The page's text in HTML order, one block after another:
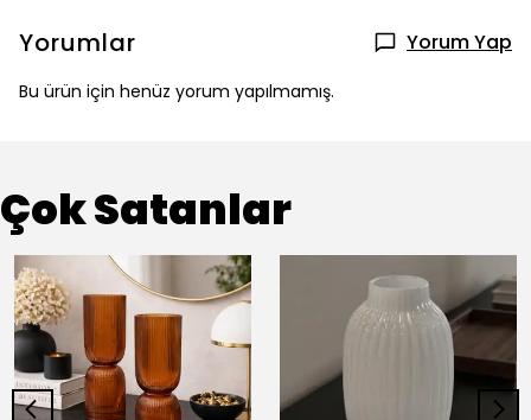
Yorumlar Yorum Yap
Bu ürün için henüz yorum yapılmamış.
Çok Satanlar